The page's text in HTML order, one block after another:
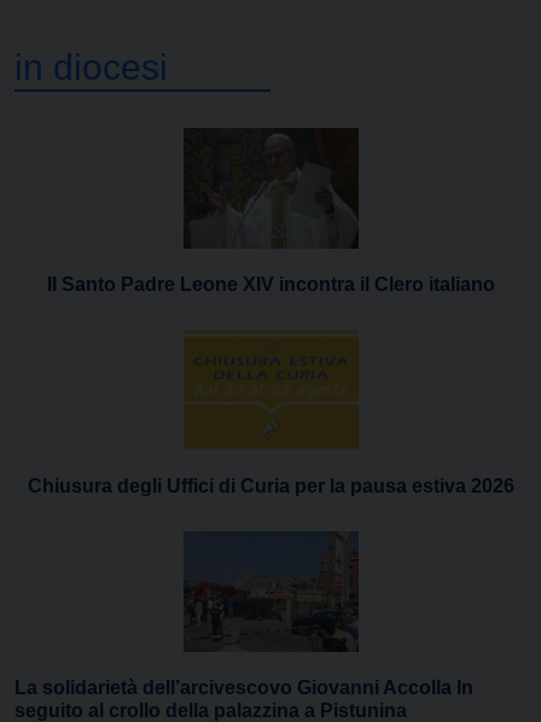
in diocesi
Il Santo Padre Leone XIV incontra il Clero italiano
Chiusura degli Uffici di Curia per la pausa estiva 2026
La solidarietà dell’arcivescovo Giovanni Accolla In
seguito al crollo della palazzina a Pistunina